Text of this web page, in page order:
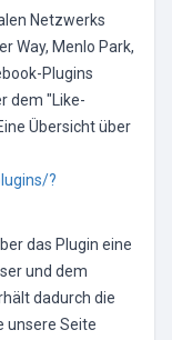
Netzwerks
Way, Menlo Park,
Plugins
dem "Like-
Übersicht über
?
das Plugin eine
und dem
dadurch die
unsere Seite